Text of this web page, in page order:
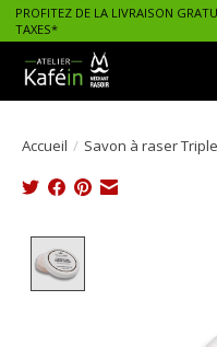
PROFITEZ DE LA LIVRAISON
TAXES*
Accueil / Savon à raser